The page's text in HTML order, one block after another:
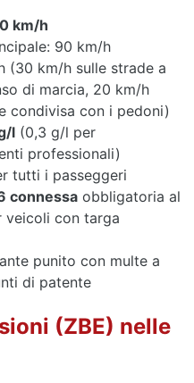
km/h
90 km/h
(30 km/h sulle strade a
di marcia, 20 km/h
condivisa con i pedoni)
l (0,3 g/l per
professionali)
tutti i passeggeri
connessa obbligatoria al
veicoli con targa
punito con multe a
di patente
(ZBE) nelle